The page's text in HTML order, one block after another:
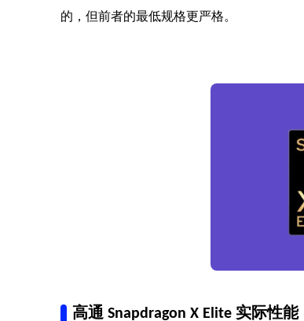
的，但前者的最低规格更严格。
高通 Snapdragon X Elite 实际性能